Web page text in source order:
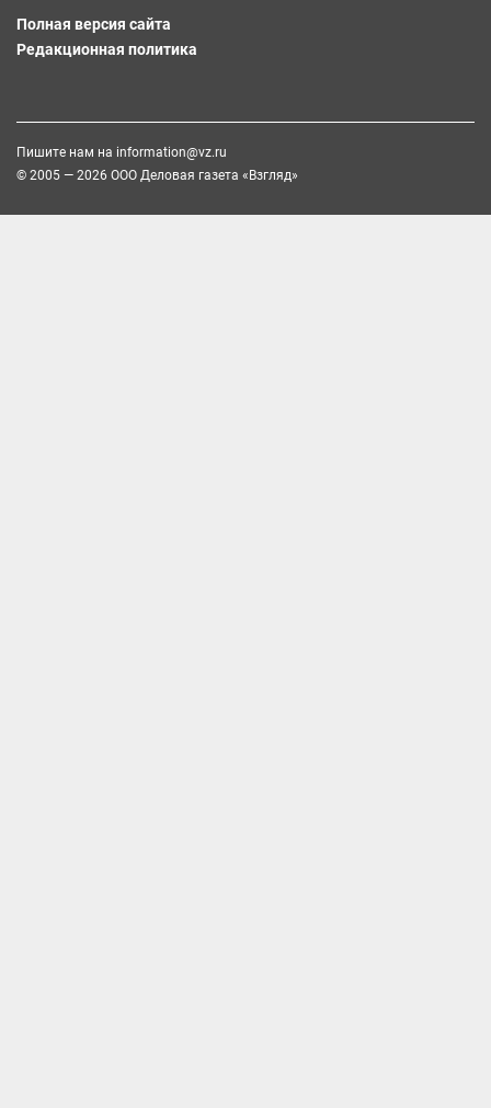
Полная версия сайта
Редакционная политика
Пишите нам на information@vz.ru
© 2005 — 2026 ООО Деловая газета «Взгляд»